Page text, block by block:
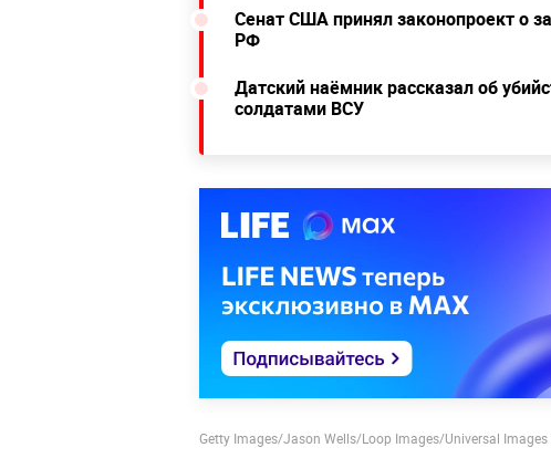
Сенат США принял законопроект о
РФ
Датский наёмник рассказал об
солдатами ВСУ
Getty Images/Jason Wells/Loop Images/Universal Images